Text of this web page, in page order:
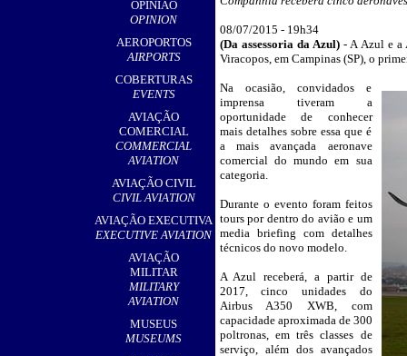
OPINIÃO
OPINION
AEROPORTOS
AIRPORTS
,
COBERTURAS
EVENTS
AVIAÇÃO
COMERCIAL
COMMERCIAL
AVIATION
AVIAÇÃO CIVIL
CIVIL AVIATION
AVIAÇÃO EXECUTIVA
EXECUTIVE AVIATION
AVIAÇÃO
MILITAR
MILITARY
AVIATION
MUSEUS
MUSEUMS
08/07/2015 - 19h34
(Da assessoria da Azul) - A Azul e a
Viracopos, em Campinas (SP), o
Na ocasião, convidados e
imprensa tiveram a
oportunidade de conhecer
mais detalhes sobre essa que é
a mais avançada aeronave
comercial do mundo em sua
categoria.
Durante o evento foram feitos
tours por dentro do avião e um
media briefing com detalhes
técnicos do novo modelo.
A Azul receberá, a partir de
2017, cinco unidades do
Airbus A350 XWB, com
capacidade aproximada de 300
poltronas, em três classes de
serviço, além dos avançados